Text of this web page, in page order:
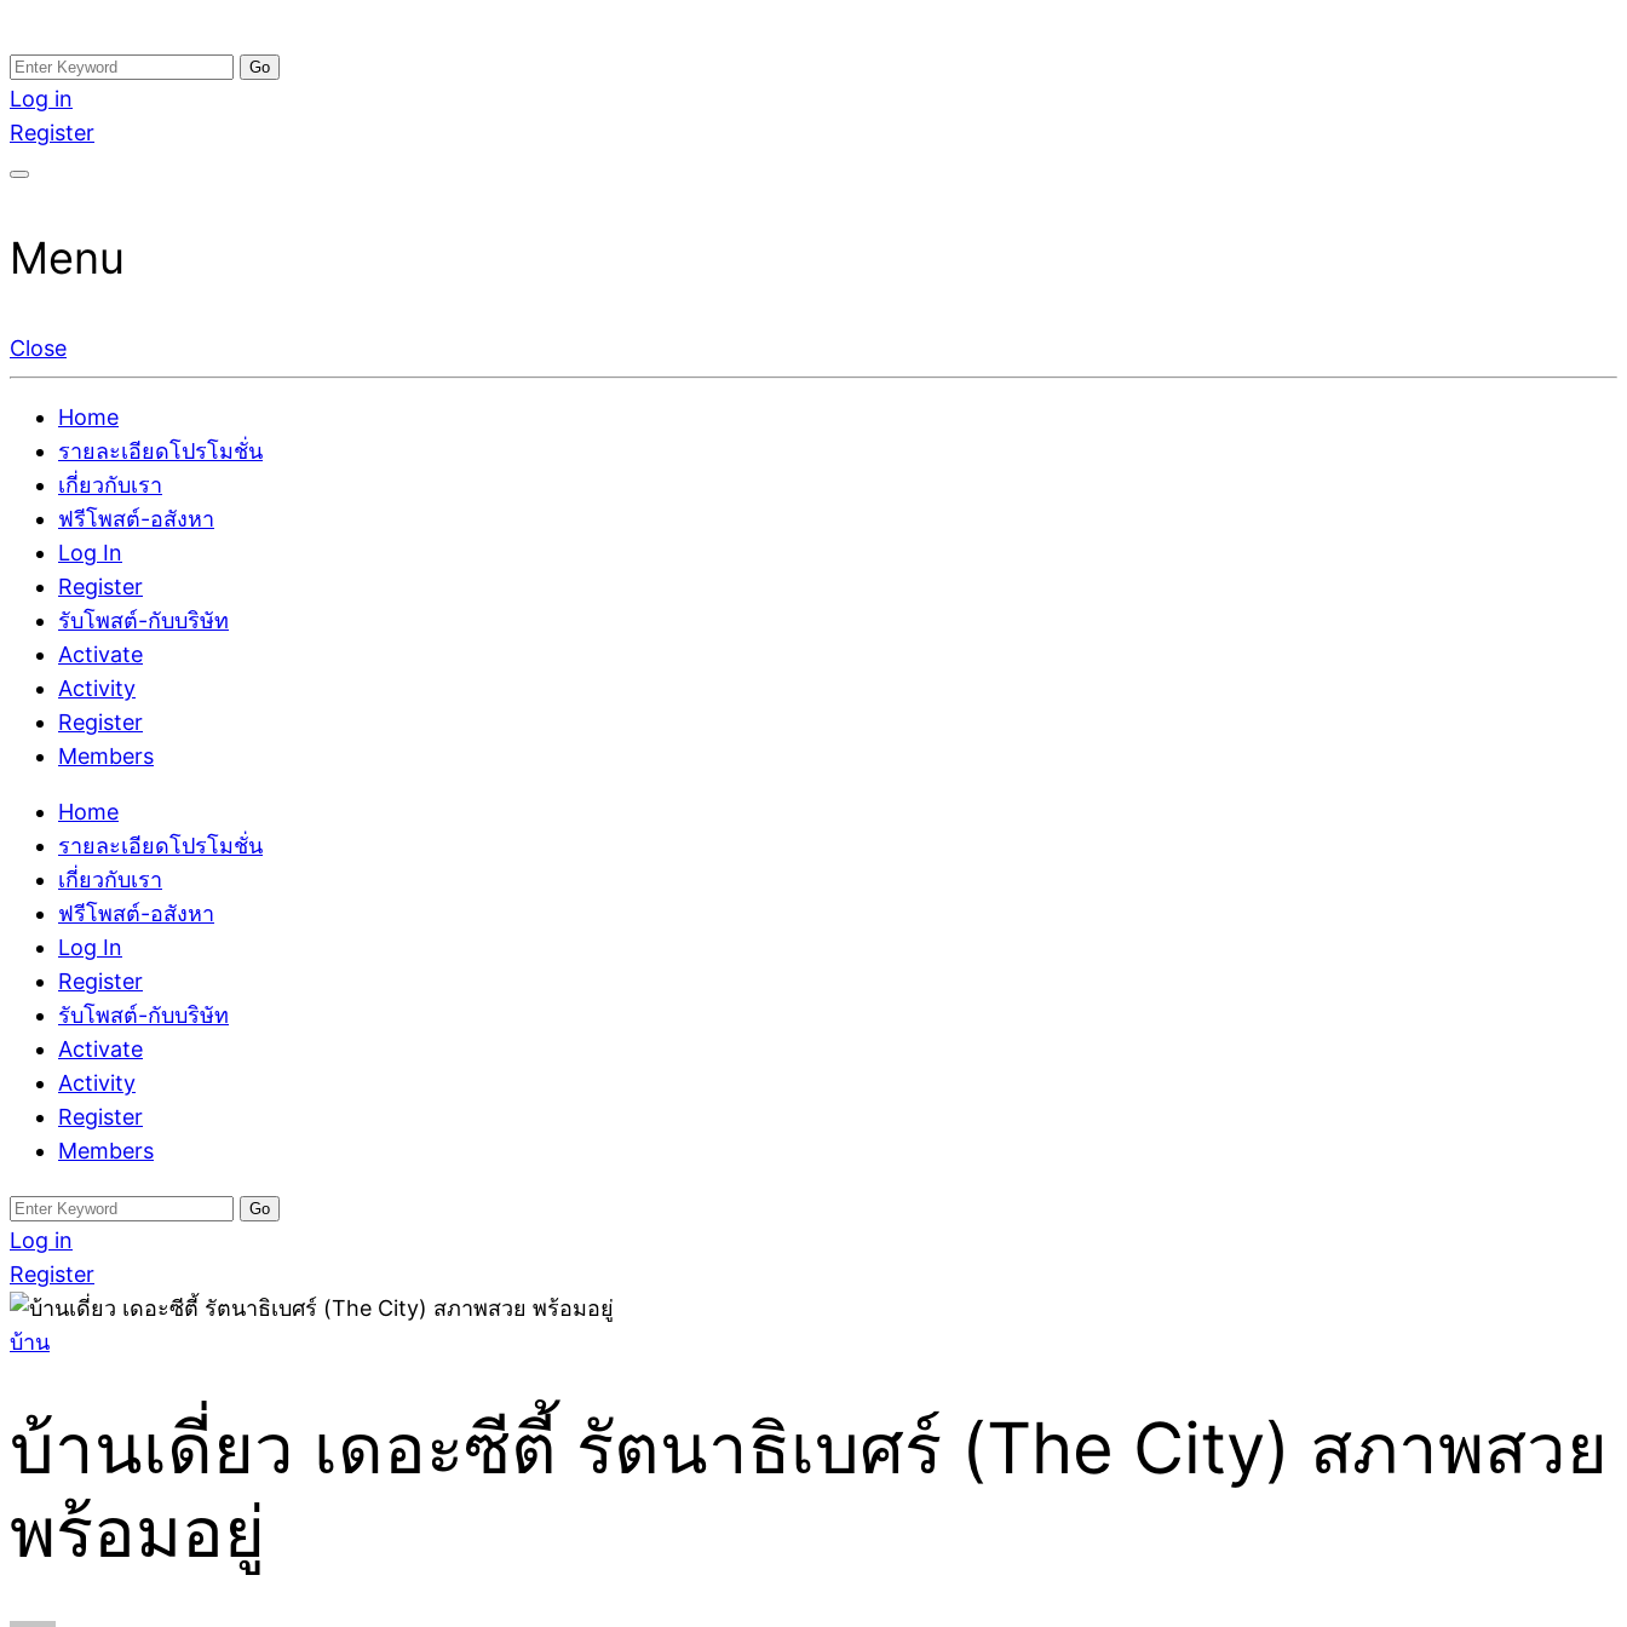
Skip
to
content
อสังหาโพสต์ รีวิวเยอะ รับจ้างโพสต์ขายบ้าน รับจ้างโพสต์อสังหา แตกต่างอย่างตั้งใจ รับรองผล อันดับ1 การโพสต์ขายอสังหา กับทีมงานบริษัท บ้าน ที่ดิน คอนโด
ติดGoogleหน้าแรกได้จริงๆ ใน 7 วัน
รับจ้างโพสอสังหา ขายบ้าน อสังหาโพสต์ เชื่อถือได้จริง รับโพสต์ ที่ดิน กับทีมงานบริษัท ถูกและดีที่สุด ไม่มีค่านายหน้า ขายได้จริงๆ ช่วยสร้างโอกาสในการขายได้มากกว่า ที่
เดียว ที่กล้าการันตีผลงาน ประสบการณ์กว่า20ปี ทีมงานมืออาชีพ ช่วยคุณขายบ้านมานาน ตัวจริง
Search
for:
Log in
Register
Menu
Close
Home
รายละเอียดโปรโมชั่น
เกี่ยวกับเรา
ฟรีโพสต์-อสังหา
Log In
Register
รับโพสต์-กับบริษัท
Activate
Activity
Register
Members
Home
รายละเอียดโปรโมชั่น
เกี่ยวกับเรา
ฟรีโพสต์-อสังหา
Log In
Register
รับโพสต์-กับบริษัท
Activate
Activity
Register
Members
Search
for:
Log in
Register
บ้าน
บ้านเดี่ยว เดอะซีตี้ รัตนาธิเบศร์ (The City) สภาพสวย
พร้อมอยู่